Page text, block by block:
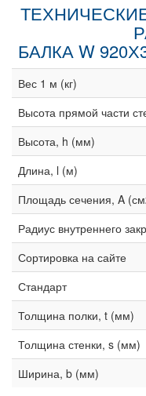
БАЛКА W
Вес 1 м (кг)
Высота прямой части
Высота, h (мм)
Длина, l (м)
Площадь сечения, A
Радиус внутреннего
Сортировка на сайте
Стандарт
Толщина полки, t (мм)
Толщина стенки, s (мм)
Ширина, b (мм)